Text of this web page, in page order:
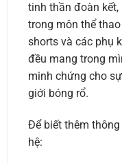
tinh thần đoàn
trong môn thể
shorts và các phụ
đều mang trong
minh chứng cho
giới bóng rổ.
Để biết thêm
hệ: